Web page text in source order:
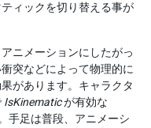
ィックを切り替える事が
ニメーションにしたがっ
突などによって物理的に
があります。キャラクタ
IsKinematicが有効な
手足は普段、アニメーシ